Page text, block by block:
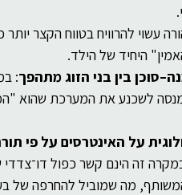
עשוי להרוויח בטווח הקצר
היחיד של הילד.
בין בני הזוג מתהפך:
לשכנע את המערכת שהוא
על האינטרסים על פי
זה הינם קשר כפול
מה שמוביל להחרפה של